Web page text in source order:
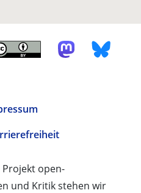
Projekt open-
und Kritik stehen wir